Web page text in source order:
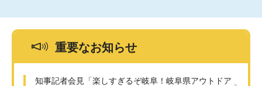
重要なお知らせ
知事記者会見「楽しすぎるぞ岐阜！岐阜県アウトドア